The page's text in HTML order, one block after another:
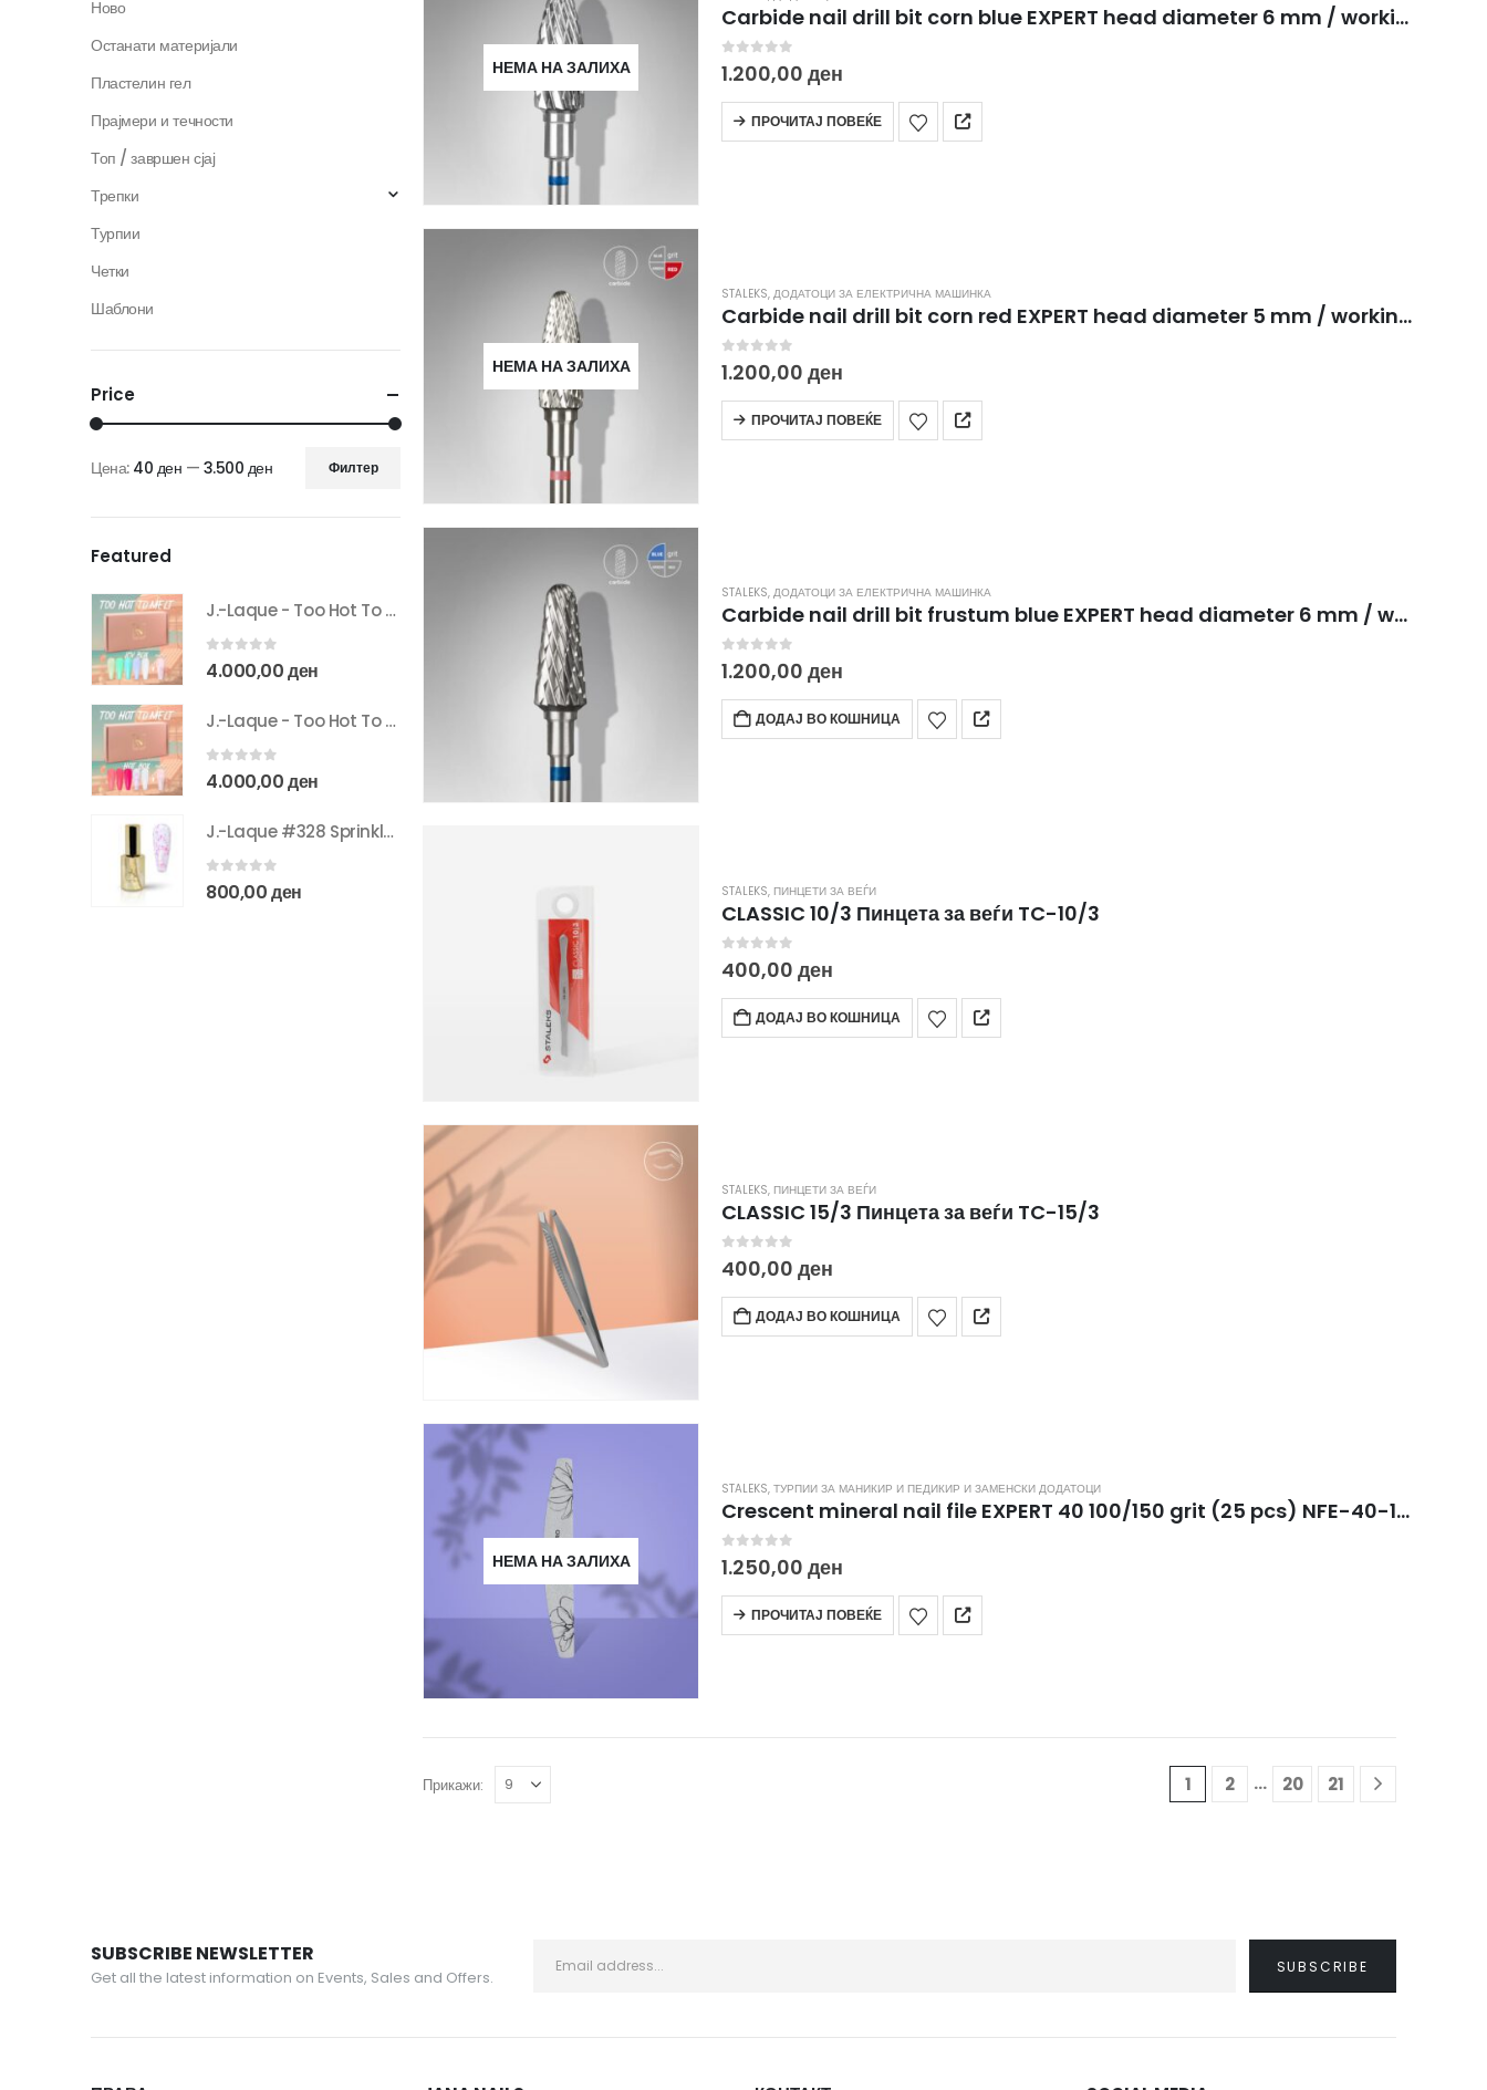
НЕМА НА ЗАЛИХА
Carbide nail drill bit corn blue EXPERT head diameter 6 mm / working part 14 mm FT90B060/14
0 out of 5
1.200,00 ден
ПРОЧИТАЈ ПОВЕЌЕ
НЕМА НА ЗАЛИХА
STALEKS, ДОДАТОЦИ ЗА ЕЛЕКТРИЧНА МАШИНКА
Carbide nail drill bit corn red EXPERT head diameter 5 mm / working part 13 mm FT90R050/13
0 out of 5
1.200,00 ден
ПРОЧИТАЈ ПОВЕЌЕ
STALEKS, ДОДАТОЦИ ЗА ЕЛЕКТРИЧНА МАШИНКА
Carbide nail drill bit frustum blue EXPERT head diameter 6 mm / working part 14 mm
0 out of 5
1.200,00 ден
ДОДАЈ ВО КОШНИЦА
STALEKS, ПИНЦЕТИ ЗА ВЕЃИ
CLASSIC 10/3 Пинцета за веѓи TC-10/3
out of 5
400,00 ден
ДОДАЈ ВО КОШНИЦА
STALEKS, ПИНЦЕТИ ЗА ВЕЃИ
CLASSIC 15/3 Пинцета за веѓи TC-15/3
out of 5
400,00 ден
ДОДАЈ ВО КОШНИЦА
НЕМА НА ЗАЛИХА
STALEKS, ТУРПИИ ЗА МАНИКИР И ПЕДИКИР И ЗАМЕНСКИ ДОДАТОЦИ
Crescent mineral nail file EXPERT 40 100/150 grit (25 pcs) NFE-40-100/150-25
0 out of 5
1.250,00 ден
ПРОЧИТАЈ ПОВЕЌЕ
Прикажи: 1 2 … 20 21
Ново
Останати материјали
Пластелин гел
Прајмери и течности
Топ / завршен сјај
Трепки
Турпии
Четки
Шаблони
Price
Мин.
цена
Макс.
цена
Филтер
Цена: 40 ден — 3.500 ден
Featured
J.-Laque - Too Hot To Melt - Icy Box
0 out of 5
4.000,00ден
J.-Laque - Too Hot To Melt - Hot Box
0 out of 5
4.000,00ден
J.-Laque #328 Sprinkle Me - 10 ml
0 out of 5
800,00ден
SUBSCRIBE NEWSLETTER
Get all the latest information on Events, Sales and Offers.